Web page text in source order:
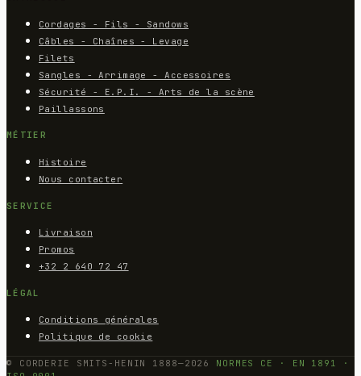
Cordages - Fils - Sandows
Câbles - Chaînes - Levage
Filets
Sangles - Arrimage - Accessoires
Sécurité - E.P.I. - Arts de la scène
Paillassons
MÉTIER
Histoire
Nous contacter
SERVICE
Livraison
Promos
+32 2 640 72 47
LÉGAL
Conditions générales
Politique de cookie
© CORDERIE SMITS-HENIN 1888—2026
NORMES CE · EN 1891 ·